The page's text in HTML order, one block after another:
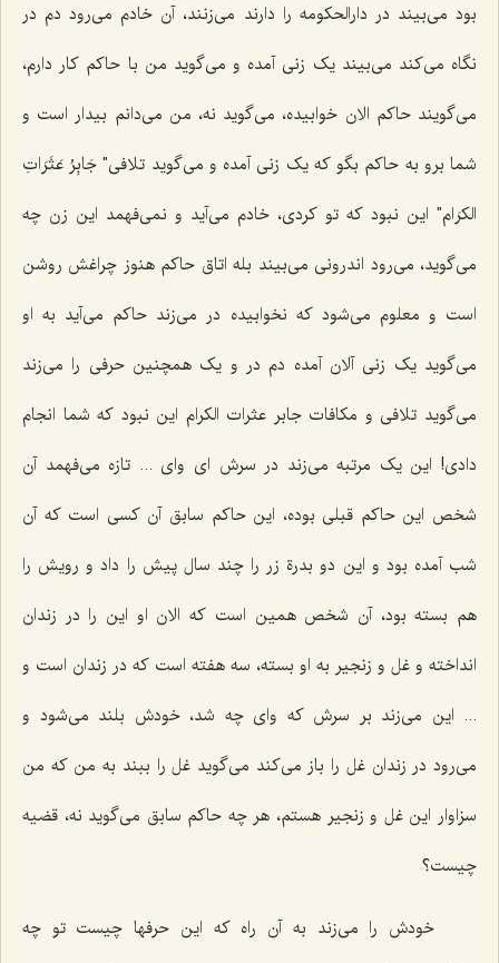
بود می‌بیند در دارالحکومه را دارند می‌زنند، آن خادم می‌رود دم در
نگاه می‌کند می‌بیند یک زنی آمده و می‌گوید من با حاکم کار دارم،
می‌گویند حاکم الان خوابیده، می‌گوید نه، من می‌دانم بیدار است و
شما برو به حاکم بگو که یک زنی آمده و می‌گوید تلافی" جَابِرُ عَثَرَاتِ
الکرَام" این نبود که تو کردی، خادم می‌آید و نمی‌فهمد این زن چه
می‌گوید، می‌رود اندرونی می‌بیند بله اتاق حاکم هنوز چراغش روشن
است و معلوم می‌شود که نخوابیده در می‌زند حاکم می‌آید به او
می‌گوید یک زنی آلان آمده دم در و یک همچنین حرفی را می‌زند
می‌گوید تلافی و مکافات جابر عثرات الکرام این نبود که شما انجام
دادی! این یک مرتبه می‌زند در سرش ای وای ... تازه می‌فهمد آن
شخص این حاکم قبلی بوده، این حاکم سابق آن کسی است که آن
شب آمده بود و این دو بدرة زر را چند سال پیش را داد و رویش را
هم بسته بود، آن شخص همین است که الان او این را در زندان
انداخته و غل و زنجیر به او بسته، سه هفته است که در زندان است و
... این می‌زند بر سرش که وای چه شد، خودش بلند می‌شود و
می‌رود در زندان غل را باز می‌کند می‌گوید غل را ببند به من که من
سزاوار این غل و زنجیر هستم، هر چه حاکم سابق می‌گوید نه، قضیه
چیست؟
خودش را می‌زند به آن راه که این حرفها چیست تو چه